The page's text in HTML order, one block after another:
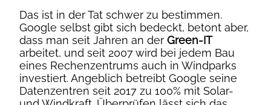
Das ist in der Tat schwer zu bestimmen.
Google selbst gibt sich bedeckt, betont aber,
dass man seit Jahren an der Green-IT
arbeitet, und seit 2007 wird bei jedem Bau
eines Rechenzentrums auch in Windparks
investiert. Angeblich betreibt Google seine
Datenzentren seit 2017 zu 100% mit Solar-